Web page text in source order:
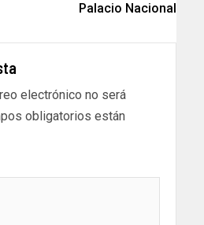
Palacio Nacional
electrónico no será
obligatorios están